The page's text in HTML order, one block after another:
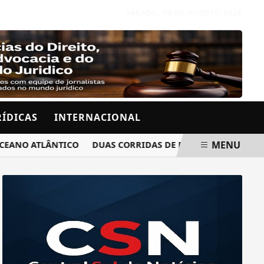
INTERNACIONAL
ATLÂNTICO DUAS CORRIDAS DE RUA ALTERAM O
MENU